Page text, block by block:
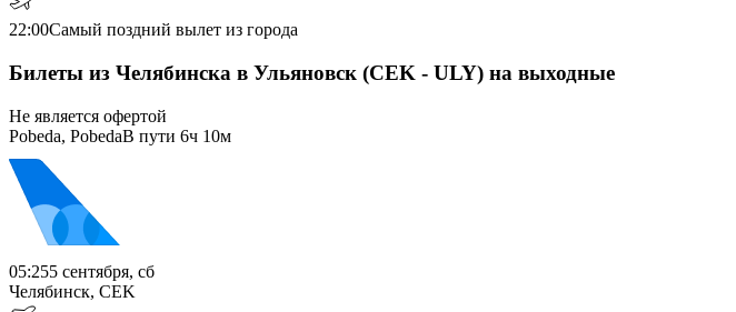
22:00Самый поздний вылет из города
Билеты из Челябинска в Ульяновск (CEK - ULY) на выходные
Не является офертой
Pobeda, PobedaВ пути 6ч 10м
05:255 сентября, сб
Челябинск, CEK